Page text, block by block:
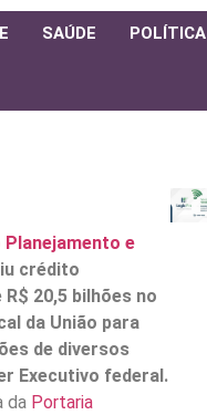
SAÚDE POLÍTICA
e
crédito
20,5 bilhões no
da União para
de diversos
Executivo federal.
da Portaria